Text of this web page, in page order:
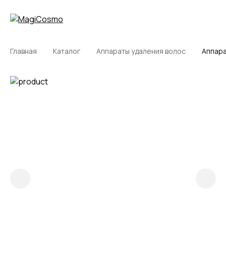
Главная Каталог Аппараты удаления волос